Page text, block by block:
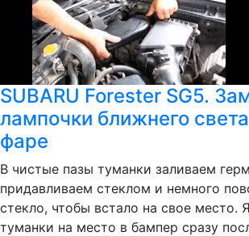
SUBARU Forester SG5.
лампочки ближнего
фаре
В чистые пазы туманки заливаем
придавливаем стеклом и немного
стекло, чтобы встало на свое место.
туманки на место в бампер сразу